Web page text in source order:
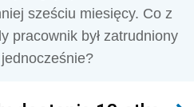
sześciu miesięcy. Co z
pracownik był zatrudniony